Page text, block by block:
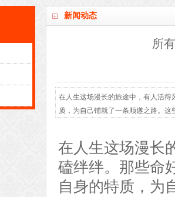
新闻动态
所
在人生这场漫长的旅途中，有人活
质，为自己铺就了一条顺遂之路。这
在人生这场漫长
磕绊绊。那些命
自身的特质，为